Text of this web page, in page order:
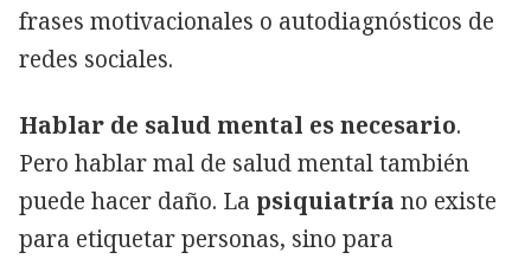
frases motivacionales o autodiagnósticos de
redes sociales.
Hablar de salud mental es necesario.
Pero hablar mal de salud mental también
puede hacer daño. La psiquiatría no existe
para etiquetar personas, sino para